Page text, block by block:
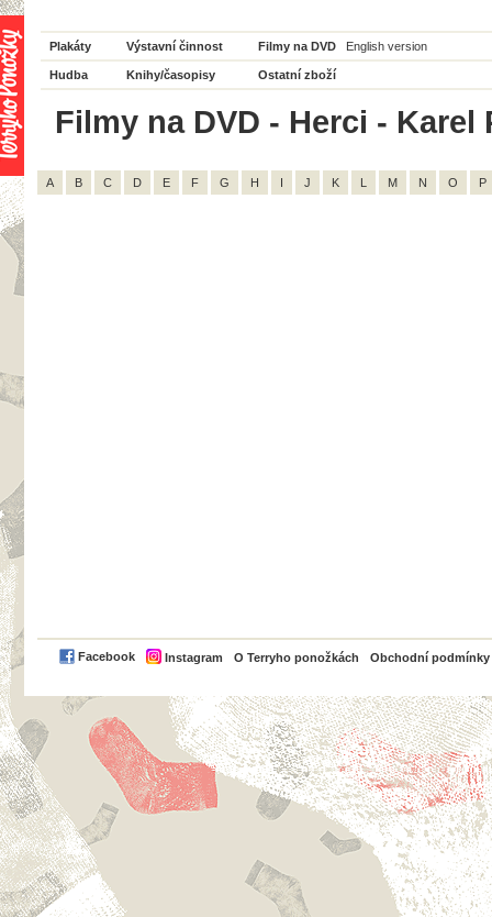
Plakáty Výstavní činnost Filmy na DVD English version
Hudba Knihy/časopisy Ostatní zboží
Filmy na DVD - Herci - Karel
A B C D E F G H I J K L M N O P
Facebook Instagram O Terryho ponožkách Obchodní podmínky
PayPal